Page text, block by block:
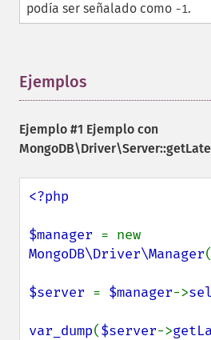
podía ser señalado como -1.
Ejemplos
Ejemplo #1 Ejemplo con
<?php
$manager
MongoDB\Driver\Manager(
$server = $manager->
var_dump($server->